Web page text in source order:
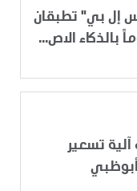
إل بي" تطبقان
بالذكاء الاص...
تسعير